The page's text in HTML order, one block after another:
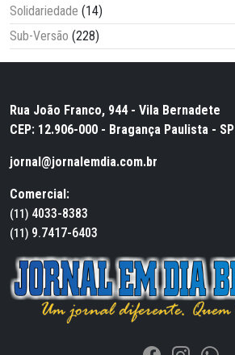
Solidariedade (14)
Sub-Versão (228)
Rua João Franco, 944 - Vila Bernadete
CEP: 12.906-000 - Bragança Paulista - SP
jornal@jornalemdia.com.br
Comercial:
(11) 4033-8383
(11) 9.7417-6403